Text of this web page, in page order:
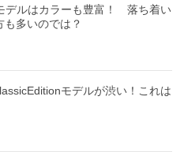
デルはカラーも豊富！ 落ち着い
も多いのでは？
モデルが渋い！これは